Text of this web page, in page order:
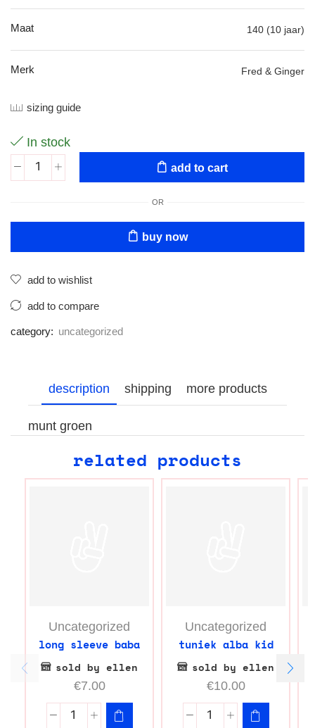
Maat 140 (10 jaar)
Merk Fred & Ginger
sizing guide
In stock
add to cart
OR
buy now
add to wishlist
add to compare
category: uncategorized
description shipping more products
munt groen
related products
Uncategorized
long sleeve baba
sold by ellen
€7.00
Uncategorized
tuniek alba kid
sold by ellen
€10.00